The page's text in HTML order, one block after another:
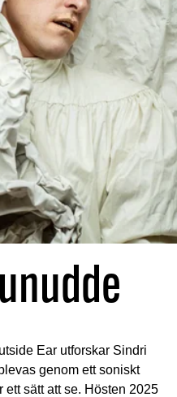
Ear utforskar Sindri
genom ett soniskt
sätt att se. Hösten 2025